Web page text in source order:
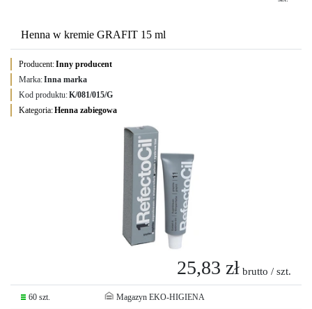
Henna w kremie GRAFIT 15 ml
Producent:Inny producent
Marka:Inna marka
Kod produktu:K/081/015/G
Kategoria:Henna zabiegowa
25,83 zł brutto / szt.
60 szt. Magazyn EKO-HIGIENA